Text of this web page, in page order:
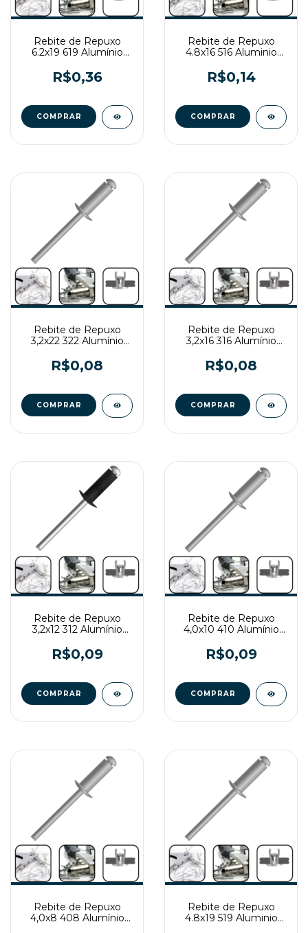
Rebite de Repuxo
6.2x19 619 Alumínio
R$0,36
Rebite de Repuxo
4.8x16 516 Aluminio
R$0,14
Rebite de Repuxo
3,2x22 322 Alumínio
R$0,08
Rebite de Repuxo
3,2x16 316 Alumínio
R$0,08
Rebite de Repuxo
3,2x12 312 Alumínio
R$0,09
Rebite de Repuxo
4,0x10 410 Alumínio
R$0,09
Rebite de Repuxo
4,0x8 408 Alumínio
Rebite de Repuxo
4.8x19 519 Aluminio